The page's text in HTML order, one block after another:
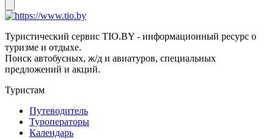
Туристический сервис TIO.BY - информационный ресурс о
туризме и отдыхе.
Поиск автобусных, ж/д и авиатуров, специальных
предложений и акций.
Туристам
Путеводитель
Туроператоры
Календарь